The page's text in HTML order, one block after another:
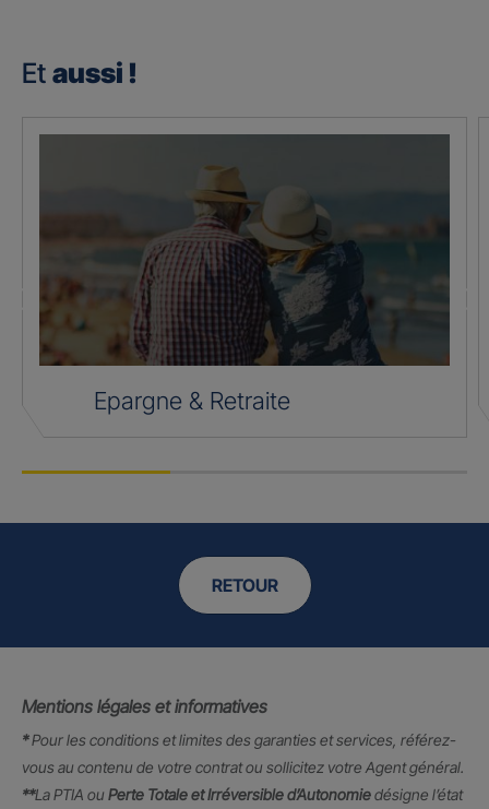
Et aussi !
Epargne & Retraite
RETOUR
Mentions légales et informatives
*Pour les conditions et limites des garanties et services, référez-
vous au contenu de votre contrat ou sollicitez votre Agent général.
**La PTIA ou Perte Totale et Irréversible d’Autonomiedésigne l’état